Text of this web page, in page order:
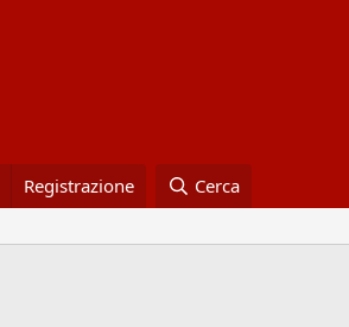
Registrazione Cerca